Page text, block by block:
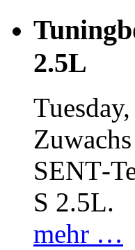
2.5L
S 2.5L.
mehr …